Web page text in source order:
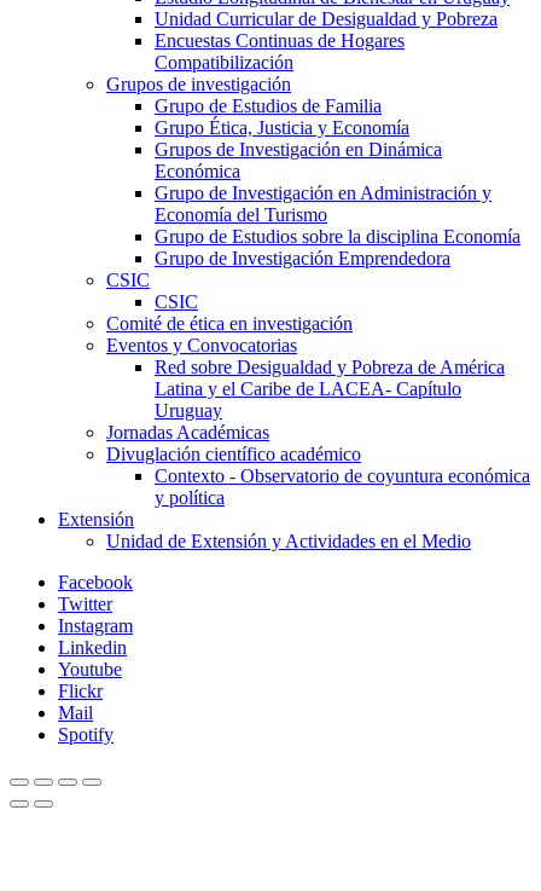
Unidad Curricular de Desigualdad y Pobreza
Encuestas Continuas de Hogares
Compatibilización
Grupos de investigación
Grupo de Estudios de Familia
Grupo Ética, Justicia y Economía
Grupos de Investigación en Dinámica
Económica
Grupo de Investigación en Administración y
Economía del Turismo
Grupo de Estudios sobre la disciplina Economía
Grupo de Investigación Emprendedora
CSIC
CSIC
Comité de ética en investigación
Eventos y Convocatorias
Red sobre Desigualdad y Pobreza de América
Latina y el Caribe de LACEA- Capítulo
Uruguay
Jornadas Académicas
Divuglación científico académico
Contexto - Observatorio de coyuntura económica
y política
Extensión
Unidad de Extensión y Actividades en el Medio
Facebook
Twitter
Instagram
Linkedin
Youtube
Flickr
Mail
Spotify